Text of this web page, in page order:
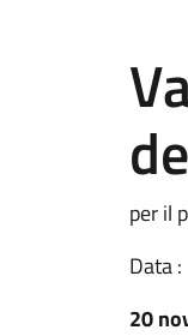
per il
Data :
20